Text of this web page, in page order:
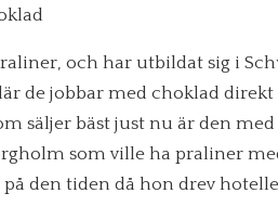
och har utbildat sig i
de jobbar med choklad direkt
säljer bäst just nu är den
som ville ha praliner
den tiden då hon drev